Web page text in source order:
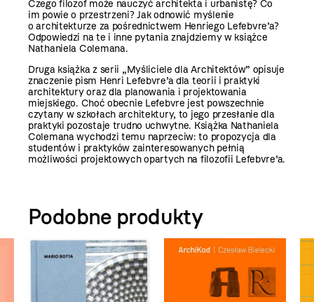
Czego filozof może nauczyć architekta i urbanistę? Co
im powie o przestrzeni? Jak odnowić myślenie
o architekturze za pośrednictwem Henriego Lefebvre’a?
Odpowiedzi na te i inne pytania znajdziemy w książce
Nathaniela Colemana.
Druga książka z serii „Myśliciele dla Architektów” opisuje
znaczenie pism Henri Lefebvre’a dla teorii i praktyki
architektury oraz dla planowania i projektowania
miejskiego. Choć obecnie Lefebvre jest powszechnie
czytany w szkołach architektury, to jego przesłanie dla
praktyki pozostaje trudno uchwytne. Książka Nathaniela
Colemana wychodzi temu naprzeciw: to propozycja dla
studentów i praktyków zainteresowanych pełnią
możliwości projektowych opartych na filozofii Lefebvre’a.
Podobne produkty